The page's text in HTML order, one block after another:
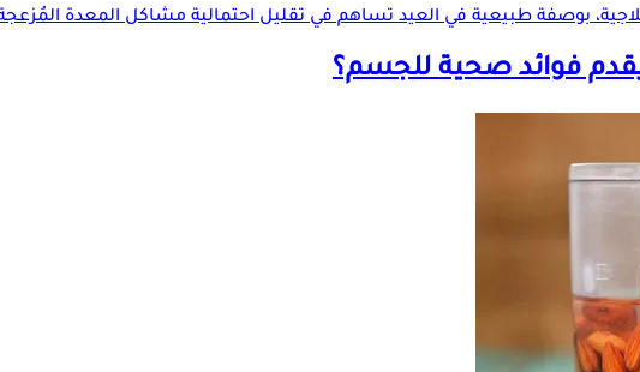
بوصفة طبيعية في العيد تساهم في تقليل احتمالية مشاكل المعدة
فوائد صحية للجسم؟